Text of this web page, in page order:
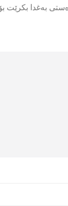
ملیار دینار داهاتی